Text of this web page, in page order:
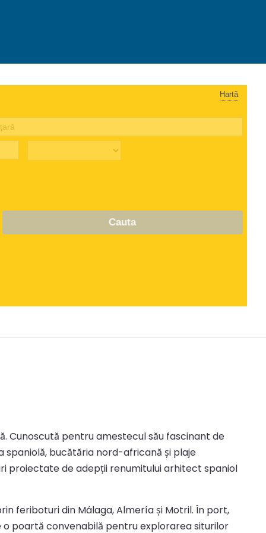
Hartă
Cauta
Cunoscută pentru amestecul său fascinant de
spaniolă, bucătăria nord-africană și plaje
proiectate de adepții renumitului arhitect spaniol
feriboturi din Málaga, Almería și Motril. În port,
poartă convenabilă pentru explorarea siturilor